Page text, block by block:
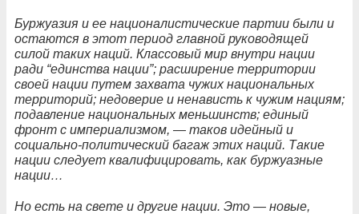
Буржуазия и ее националистические партии были и
остаются в этот период главной руководящей
силой таких наций. Классовый мир внутри нации
ради “единства нации”; расширение территории
своей нации путем захвата чужих национальных
территорий; недоверие и ненависть к чужим нациям;
подавление национальных меньшинств; единый
фронт с империализмом, — таков идейный и
социально-политический багаж этих наций. Такие
нации следует квалифицировать, как буржуазные
нации…
Но есть на свете и другие нации. Это — новые,